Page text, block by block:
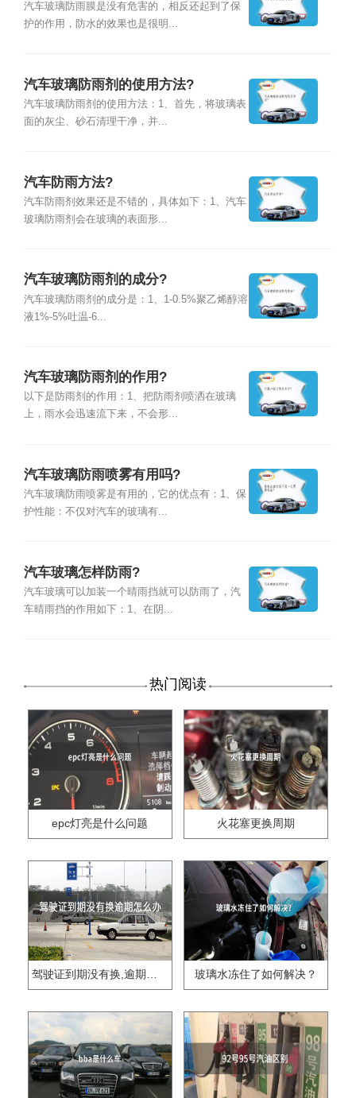
汽车玻璃防雨膜是没有危害的，相反还起到了保
护的作用，防水的效果也是很明...
汽车玻璃防雨剂的使用方法?
汽车玻璃防雨剂的使用方法：1、首先，将玻璃表
面的灰尘、砂石清理干净，并...
汽车防雨方法?
汽车防雨剂效果还是不错的，具体如下：1、汽车
玻璃防雨剂会在玻璃的表面形...
汽车玻璃防雨剂的成分?
汽车玻璃防雨剂的成分是：1、1-0.5%聚乙烯醇溶
液1%-5%吐温-6...
汽车玻璃防雨剂的作用?
以下是防雨剂的作用：1、把防雨剂喷洒在玻璃
上，雨水会迅速流下来，不会形...
汽车玻璃防雨喷雾有用吗?
汽车玻璃防雨喷雾是有用的，它的优点有：1、保
护性能：不仅对汽车的玻璃有...
汽车玻璃怎样防雨?
汽车玻璃可以加装一个晴雨挡就可以防雨了，汽
车晴雨挡的作用如下：1、在阴...
热门阅读
epc灯亮是什么问题 火花塞更换周期
驾驶证到期没有换,逾期怎么办?? 玻璃水冻住了如何解决？